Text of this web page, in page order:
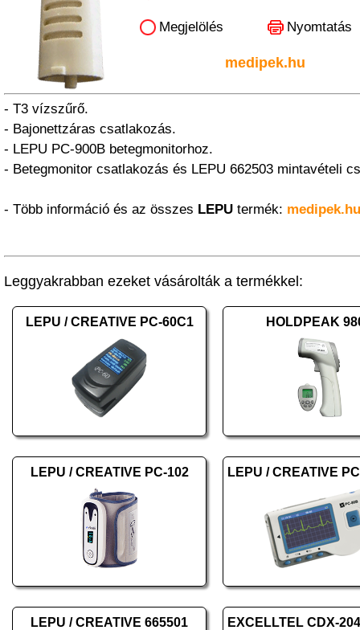
Megjelölés Nyomtatás
medipek.hu
- T3 vízszűrő.
- Bajonettzáras csatlakozás.
- LEPU PC-900B betegmonitorhoz.
- Betegmonitor csatlakozás és LEPU 662503 mintavételi
- Több információ és az összes LEPU termék: medipek.hu
Leggyakrabban ezeket vásárolták a termékkel:
LEPU / CREATIVE PC-60C1 HOLDPEAK
LEPU / CREATIVE PC-102
LEPU / CREATIVE 665501